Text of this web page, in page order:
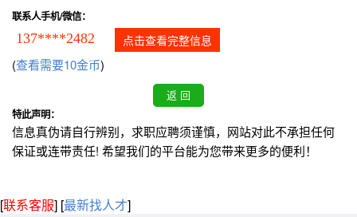
联系人手机/微信：
137****2482 点击查看完整信息
(查看需要10金币)
特此声明：
信息真伪请自行辨别，求职应聘须谨慎，网站对此不承担任何
保证或连带责任! 希望我们的平台能为您带来更多的便利！
[联系客服] [最新找人才]